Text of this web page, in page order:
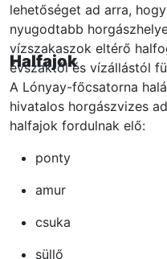
lehetőséget ad arra,
nyugodtabb
vízszakaszok eltérő
évszaktól és vízállástól
Halfajok
A Lónyay-főcsatorna
hivatalos horgászvizes
halfajok fordulnak elő:
ponty
amur
csuka
süllő